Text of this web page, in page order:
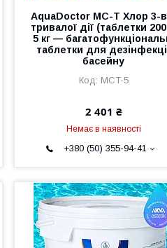
AquaDoctor MC-T Хлор 3-
тривалої дії (таблетки 200
5 кг —
таблетки для
басейну
MCT-5
2 401 ₴
Немає в наявності
+380 (50) 355-94-41